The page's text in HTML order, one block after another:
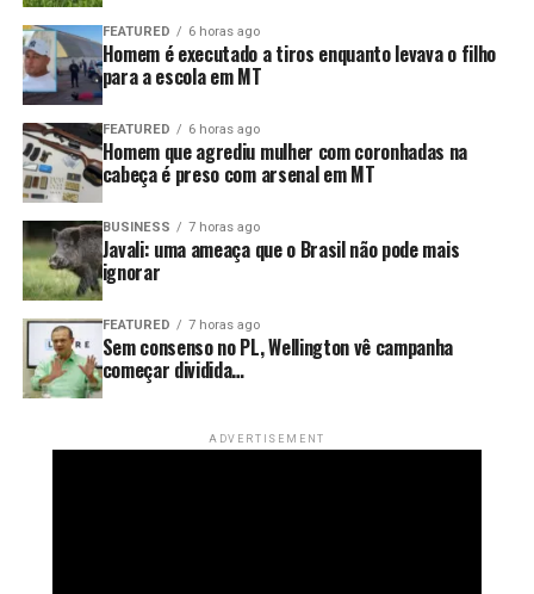
insistir nela não é solução. É apenas adiar um problema
que pode se tornar muito maior no futuro.
FEATURED 6 horas ago
Homem é executado a tiros enquanto levava o filho
para a escola em MT
FEATURED 6 horas ago
Homem que agrediu mulher com coronhadas na
cabeça é preso com arsenal em MT
BUSINESS 7 horas ago
Javali: uma ameaça que o Brasil não pode mais
ignorar
FEATURED 7 horas ago
Sem consenso no PL, Wellington vê campanha
começar dividida…
ADVERTISEMENT